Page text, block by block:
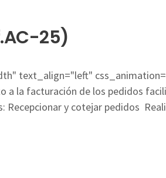
25)
text_align="left"
a la facturación de los pedidos
y cotejar pedidos